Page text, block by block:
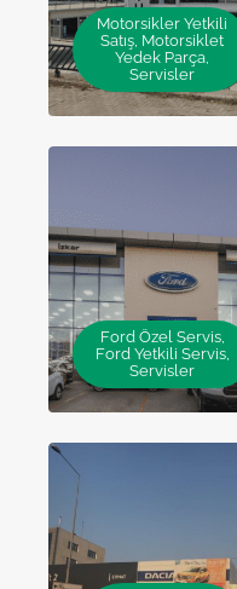
Motorsikler Yetkili
Satış, Motorsiklet
Yedek Parça,
Servisler
Ford Özel Servis,
Ford Yetkili Servis,
Servisler